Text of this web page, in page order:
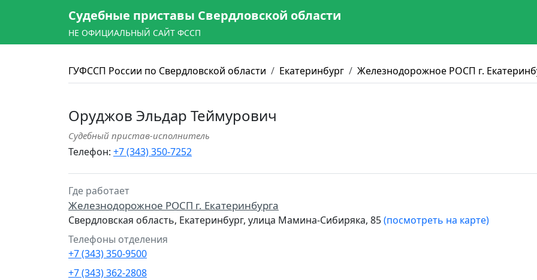
Судебные приставы Свердловской области
НЕ ОФИЦИАЛЬНЫЙ САЙТ ФССП
ГУФССП России по Свердловской области Екатеринбург Железнодорожное РОСП г.
Оруджов Эльдар Теймурович
Судебный пристав-исполнитель
Телефон: +7 (343) 350-7252
Где работает
Железнодорожное РОСП г. Екатеринбурга
Свердловская область, Екатеринбург, улица Мамина-Сибиряка, 85(посмотреть на карте)
Телефоны отделения
+7 (343) 350-9500
+7 (343) 362-2808